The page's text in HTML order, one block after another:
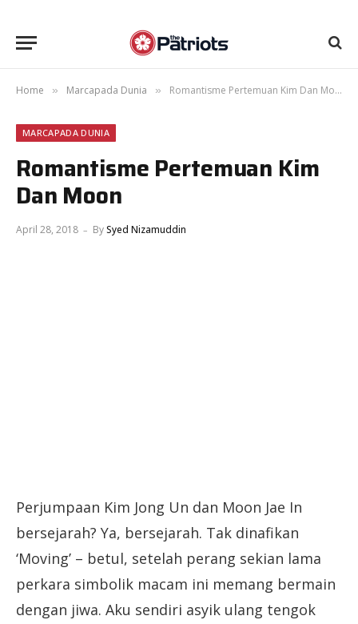
Home » Marcapada Dunia » Romantisme Pertemuan Kim Dan Moon
MARCAPADA DUNIA
Romantisme Pertemuan Kim
Dan Moon
April 28, 2018 BySyed Nizamuddin
Perjumpaan Kim Jong Un dan Moon Jae In
bersejarah? Ya, bersejarah. Tak dinafikan
‘Moving’ – betul, setelah perang sekian lama
perkara simbolik macam ini memang bermain
dengan jiwa. Aku sendiri asyik ulang tengok